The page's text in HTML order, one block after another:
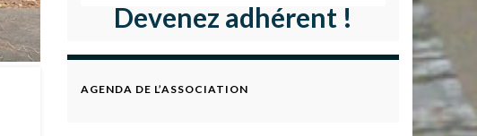
Devenez adhérent !
AGENDA DE L’ASSOCIATION